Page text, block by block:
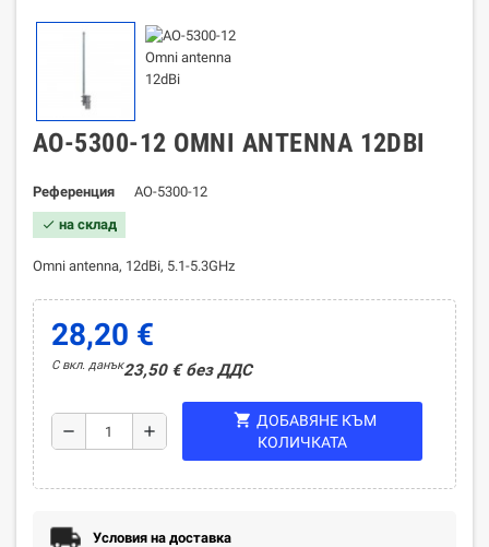
AO-5300-12 OMNI ANTENNA 12DBI
Референция AO-5300-12
check на склад
Omni antenna, 12dBi, 5.1-5.3GHz
28,20 €
С вкл. данък23,50 € без ДДС
remove add
shopping_cart ДОБАВЯНЕ КЪМ
КОЛИЧКАТА
Условия на доставка